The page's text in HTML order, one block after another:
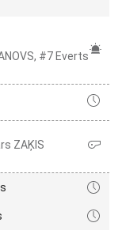
#7 Everts
ZAĶIS